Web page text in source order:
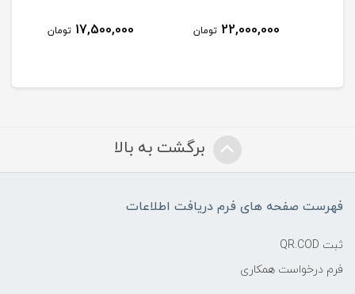
22,000,000 تومان 17,500,000 تومان
برگشت به بالا
فهرست صفحه های فرم دریافت اطلاعات
ثبت QR.COD
فرم درخواست همکاری